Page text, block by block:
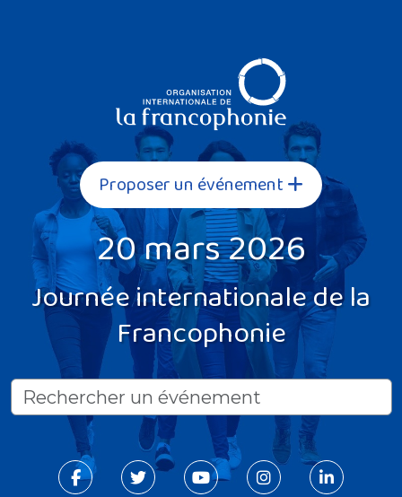
Proposer un événement
20 mars 2026
Journée internationale de la
Francophonie